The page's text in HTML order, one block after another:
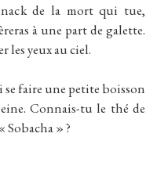
de la mort qui tue,
à une part de galette.
les yeux au ciel.
se faire une petite boisson
Connais-tu le thé de
Sobacha » ?